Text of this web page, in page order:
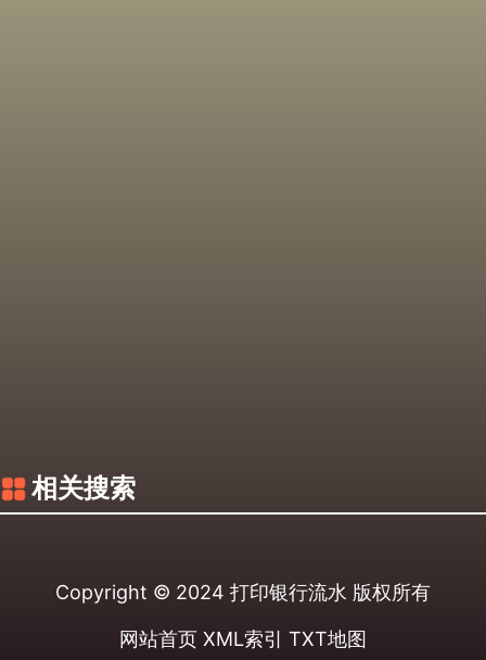
相关搜索
Copyright © 2024 打印银行流水 版权所有
网站首页 XML索引 TXT地图